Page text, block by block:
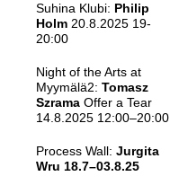
Suhina Klubi: Philip
Holm 20.8.2025 19-
20:00
Night of the Arts at
Myymälä2: Tomasz
Szrama Offer a Tear
14.8.2025 12:00–20:00.
Process Wall: Jurgita
Wru 18.7–03.8.25